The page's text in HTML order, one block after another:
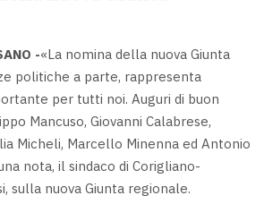
-«La nomina della nuova Giunta
politiche a parte, rappresenta
per tutti noi. Auguri di buon
Mancuso, Giovanni Calabrese,
Micheli, Marcello Minenna ed Antonio
nota, il sindaco di Corigliano-
sulla nuova Giunta regionale.